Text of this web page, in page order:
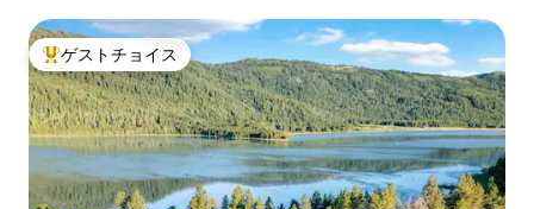
大好評のゲストチョイスです。
ゲストチョイス